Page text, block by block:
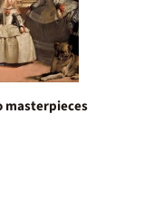
masterpieces